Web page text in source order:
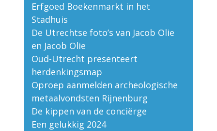
Erfgoed Boekenmarkt in het
Stadhuis
De Utrechtse foto’s van Jacob Olie
en Jacob Olie
Oud-Utrecht presenteert
herdenkingsmap
Oproep aanmelden archeologische
metaalvondsten Rijnenburg
De kippen van de conciërge
Een gelukkig 2024